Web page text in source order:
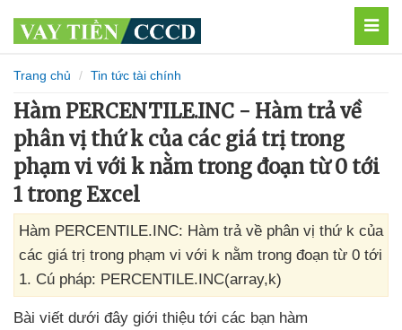
Trang chủ Tin tức tài chính
Hàm PERCENTILE.INC - Hàm trả về
phân vị thứ k của các giá trị trong
phạm vi với k nằm trong đoạn từ 0 tới
1 trong Excel
Hàm PERCENTILE.INC: Hàm trả về phân vị thứ k của
các giá trị trong phạm vi với k nằm trong đoạn từ 0 tới
1. Cú pháp: PERCENTILE.INC(array,k)
Bài viết dưới đây giới thiệu tới các bạn hàm